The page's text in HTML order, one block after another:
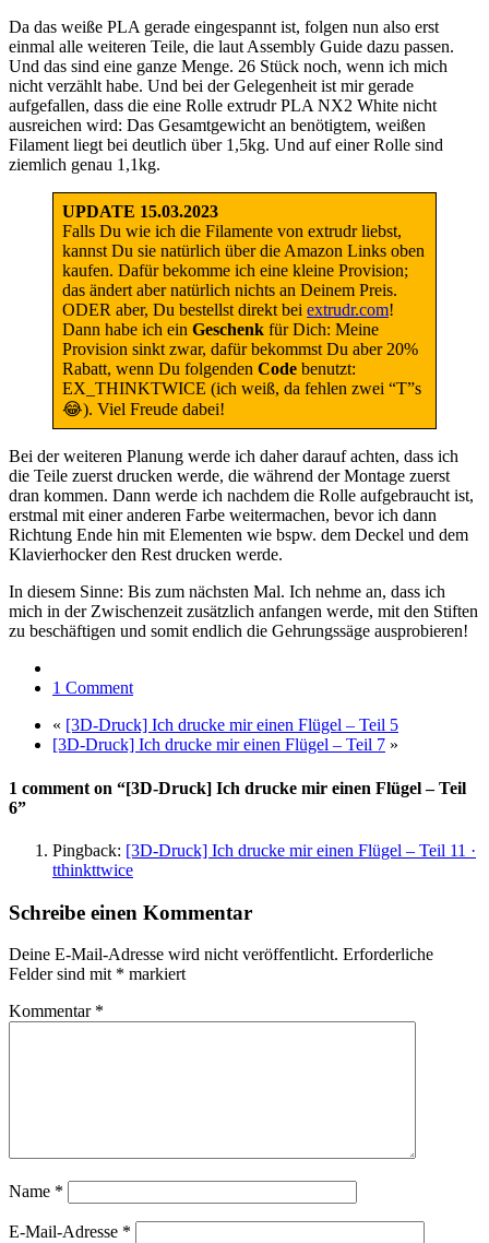
Da das weiße PLA gerade eingespannt ist, folgen nun also erst
einmal alle weiteren Teile, die laut Assembly Guide dazu passen.
Und das sind eine ganze Menge. 26 Stück noch, wenn ich mich
nicht verzählt habe. Und bei der Gelegenheit ist mir gerade
aufgefallen, dass die eine Rolle extrudr PLA NX2 White nicht
ausreichen wird: Das Gesamtgewicht an benötigtem, weißen
Filament liegt bei deutlich über 1,5kg. Und auf einer Rolle sind
ziemlich genau 1,1kg.
UPDATE 15.03.2023
Falls Du wie ich die Filamente von extrudr liebst,
kannst Du sie natürlich über die Amazon Links oben
kaufen. Dafür bekomme ich eine kleine Provision;
das ändert aber natürlich nichts an Deinem Preis.
ODER aber, Du bestellst direkt bei extrudr.com!
Dann habe ich ein Geschenk für Dich: Meine
Provision sinkt zwar, dafür bekommst Du aber 20%
Rabatt, wenn Du folgenden Code benutzt:
EX_THINKTWICE (ich weiß, da fehlen zwei “T”s
😂). Viel Freude dabei!
Bei der weiteren Planung werde ich daher darauf achten, dass ich
die Teile zuerst drucken werde, die während der Montage zuerst
dran kommen. Dann werde ich nachdem die Rolle aufgebraucht ist,
erstmal mit einer anderen Farbe weitermachen, bevor ich dann
Richtung Ende hin mit Elementen wie bspw. dem Deckel und dem
Klavierhocker den Rest drucken werde.
In diesem Sinne: Bis zum nächsten Mal. Ich nehme an, dass ich
mich in der Zwischenzeit zusätzlich anfangen werde, mit den Stiften
zu beschäftigen und somit endlich die Gehrungssäge ausprobieren!
1 Comment
« [3D-Druck] Ich drucke mir einen Flügel – Teil 5
[3D-Druck] Ich drucke mir einen Flügel – Teil 7 »
1 comment on “[3D-Druck] Ich drucke mir einen Flügel – Teil
6”
Pingback: [3D-Druck] Ich drucke mir einen Flügel – Teil 11 ·
tthinkttwice
Schreibe einen Kommentar
Deine E-Mail-Adresse wird nicht veröffentlicht. Erforderliche
Felder sind mit * markiert
Kommentar *
Name *
E-Mail-Adresse *